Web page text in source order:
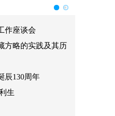
作座谈会
方略的实践及其历
辰130周年
生